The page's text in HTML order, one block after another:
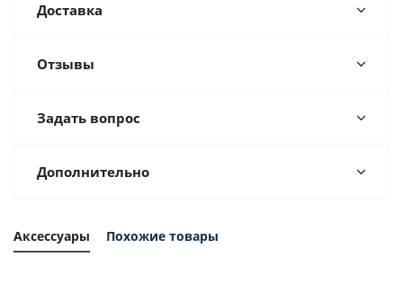
Доставка
Отзывы
Задать вопрос
Дополнительно
Аксессуары Похожие товары